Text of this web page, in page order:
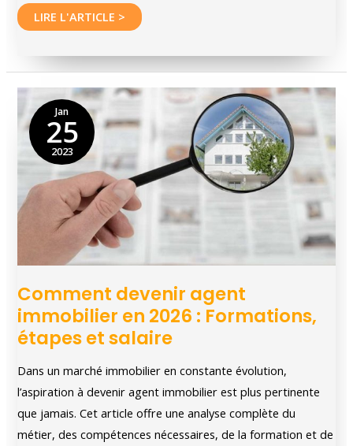
Le
en
Types
de
parking
et
LIRE L'ARTICLE >
Jan
25
2023
Comment devenir agent
immobilier en 2026 : Formations,
étapes et salaire
Dans un marché immobilier en constante évolution,
l’aspiration à devenir agent immobilier est plus pertinente
que jamais. Cet article offre une analyse complète du
métier, des compétences nécessaires, de la formation et de